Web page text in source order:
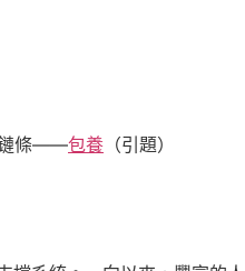
鏈條——包養 （引題）